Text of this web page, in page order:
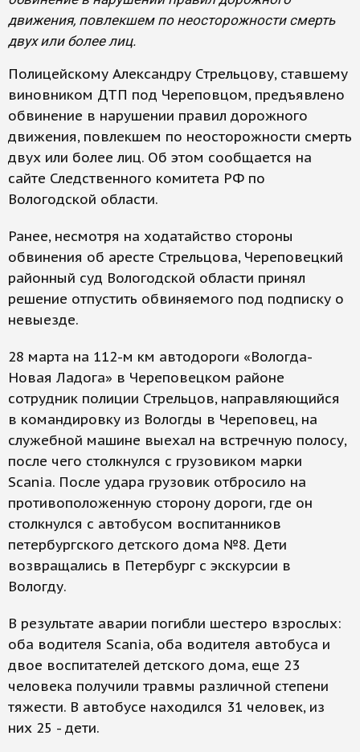
движения, повлекшем по неосторожности смерть
двух или более лиц.
Полицейскому Александру Стрельцову, ставшему
виновником ДТП под Череповцом, предъявлено
обвинение в нарушении правил дорожного
движения, повлекшем по неосторожности смерть
двух или более лиц. Об этом сообщается на
сайте Следственного комитета РФ по
Вологодской области.
Ранее, несмотря на ходатайство стороны
обвинения об аресте Стрельцова, Череповецкий
районный суд Вологодской области принял
решение отпустить обвиняемого под подписку о
невыезде.
28 марта на 112-м км автодороги «Вологда-
Новая Ладога» в Череповецком районе
сотрудник полиции Стрельцов, направляющийся
в командировку из Вологды в Череповец, на
служебной машине выехал на встречную полосу,
после чего столкнулся с грузовиком марки
Scania. После удара грузовик отбросило на
противоположенную сторону дороги, где он
столкнулся с автобусом воспитанников
петербургского детского дома №8. Дети
возвращались в Петербург с экскурсии в
Вологду.
В результате аварии погибли шестеро взрослых:
оба водителя Scania, оба водителя автобуса и
двое воспитателей детского дома, еще 23
человека получили травмы различной степени
тяжести. В автобусе находился 31 человек, из
них 25 - дети.